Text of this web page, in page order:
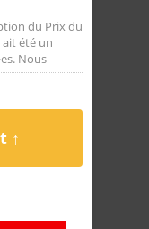
du Prix du
ait été un
Nous
↑